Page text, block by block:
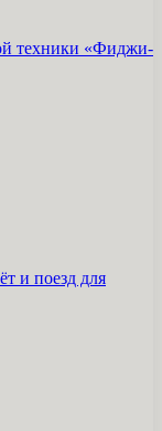
техники «Фиджи-
и поезд для